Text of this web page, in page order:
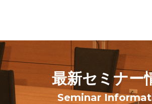
最新セミナー
Seminar